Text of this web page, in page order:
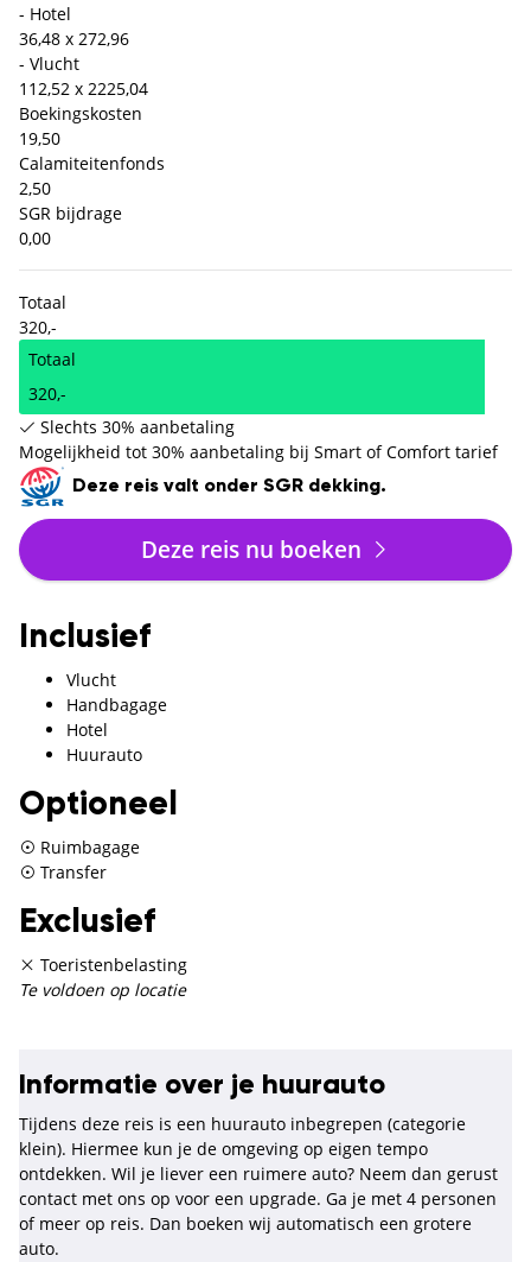
- Hotel
36,48 x 272,96
- Vlucht
112,52 x 2225,04
Boekingskosten
19,50
Calamiteitenfonds
2,50
SGR bijdrage
0,00
Totaal
320,-
Totaal
320,-
Slechts 30% aanbetaling
Mogelijkheid tot 30% aanbetaling bij Smart of Comfort tarief
Deze reis valt onder SGR dekking.
Deze reis nu boeken
Inclusief
Vlucht
Handbagage
Hotel
Huurauto
Optioneel
Ruimbagage
Transfer
Exclusief
Toeristenbelasting
Te voldoen op locatie
Informatie over je huurauto
Tijdens deze reis is een huurauto inbegrepen (categorie
klein). Hiermee kun je de omgeving op eigen tempo
ontdekken. Wil je liever een ruimere auto? Neem dan gerust
contact met ons op voor een upgrade. Ga je met 4 personen
of meer op reis. Dan boeken wij automatisch een grotere
auto.